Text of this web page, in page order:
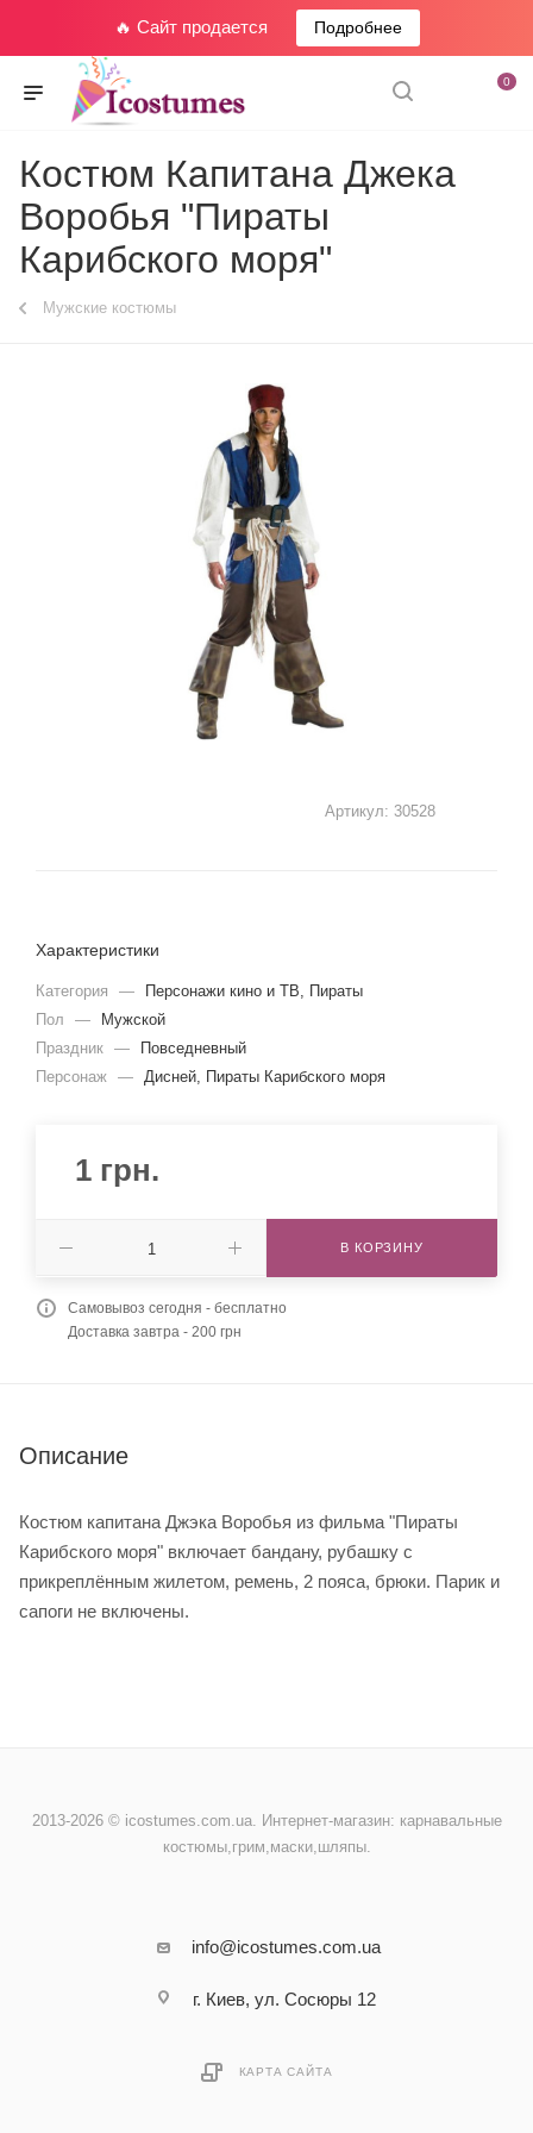
🔥 Сайт продается Подробнее
0
Костюм Капитана Джека
Воробья "Пираты
Карибского моря"
Мужские костюмы
Артикул: 30528
Характеристики
Категория —
Персонажи кино и ТВ, Пираты
Пол
—
Мужской
Праздник —
Повседневный
Персонаж — Дисней, Пираты Карибского моря
1 грн.
В КОРЗИНУ
Самовывоз сегодня - бесплатно
Доставка завтра - 200 грн
Описание
Костюм капитана Джэка Воробья из фильма "Пираты
Карибского моря" включает бандану, рубашку с
прикреплённым жилетом, ремень, 2 пояса, брюки. Парик и
сапоги не включены.
2013-2026 © icostumes.com.ua. Интернет-магазин: карнавальные
костюмы,грим,маски,шляпы.
info@icostumes.com.ua
г. Киев, ул. Сосюры 12
КАРТА САЙТА